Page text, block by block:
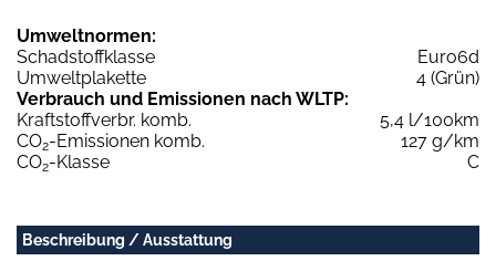
Umweltnormen:
Schadstoffklasse
Euro6d
Umweltplakette
4 (Grün)
Verbrauch und Emissionen nach WLTP:
Kraftstoffverbr. komb.
5,4 l/100km
CO2-Emissionen komb.
127 g/km
CO2-Klasse C
Beschreibung / Ausstattung